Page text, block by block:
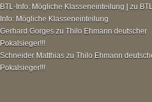
BTL-Info: Mögliche Klasseneinteilung |
zu
Info: Mögliche Klasseneinteilung
Gerhard Gorges zu Thilo Ehmann deutscher
Pokalsieger!!!
Schneider Matthias zu Thilo Ehmann
Pokalsieger!!!